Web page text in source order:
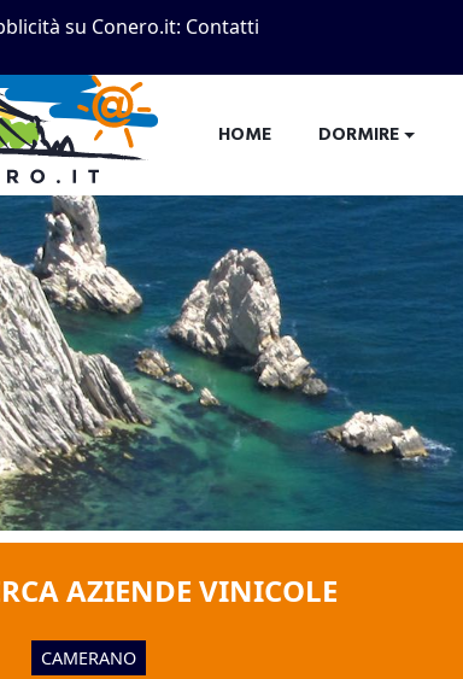
su Conero.it: Contatti
HOME DORMIRE
AZIENDE VINICOLE
CAMERANO